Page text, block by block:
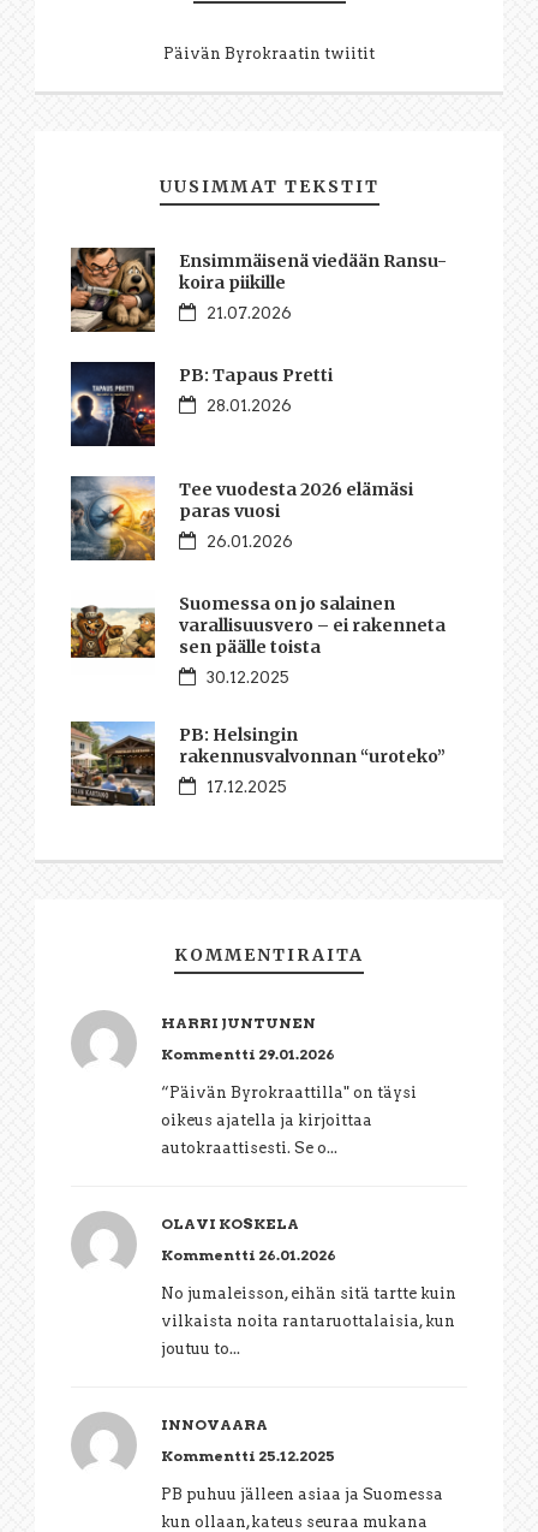
Päivän Byrokraatin twiitit
UUSIMMAT TEKSTIT
Ensimmäisenä viedään Ransu-
koira piikille
21.07.2026
PB: Tapaus Pretti
28.01.2026
Tee vuodesta 2026 elämäsi
paras vuosi
26.01.2026
Suomessa on jo salainen
varallisuusvero – ei rakenneta
sen päälle toista
30.12.2025
PB: Helsingin
rakennusvalvonnan “uroteko”
17.12.2025
KOMMENTIRAITA
HARRI JUNTUNEN
Kommentti 29.01.2026
“Päivän Byrokraattilla" on täysi
oikeus ajatella ja kirjoittaa
autokraattisesti. Se o...
OLAVI KOSKELA
Kommentti 26.01.2026
No jumaleisson, eihän sitä tartte kuin
vilkaista noita rantaruottalaisia, kun
joutuu to...
INNOVAARA
Kommentti 25.12.2025
PB puhuu jälleen asiaa ja Suomessa
kun ollaan,kateus seuraa mukana